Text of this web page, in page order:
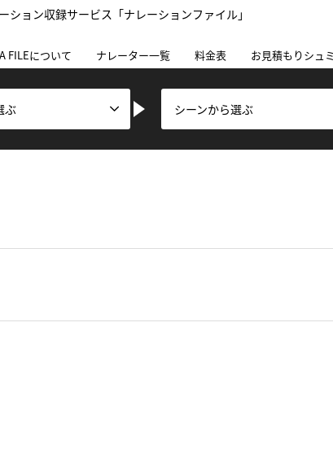
ョン収録サービス「ナレーションファイル」
FILEについて ナレーター一覧 料金表 お見積もりシュ
ぶ シーンから選ぶ